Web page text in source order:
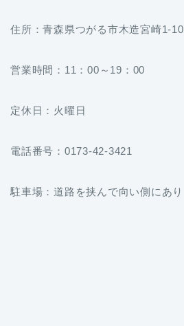
住所：青森県つがる市木造宮崎1-10
営業時間：11：00～19：00
定休日：火曜日
電話番号：0173-42-3421
駐車場：道路を挟んで向い側にあり